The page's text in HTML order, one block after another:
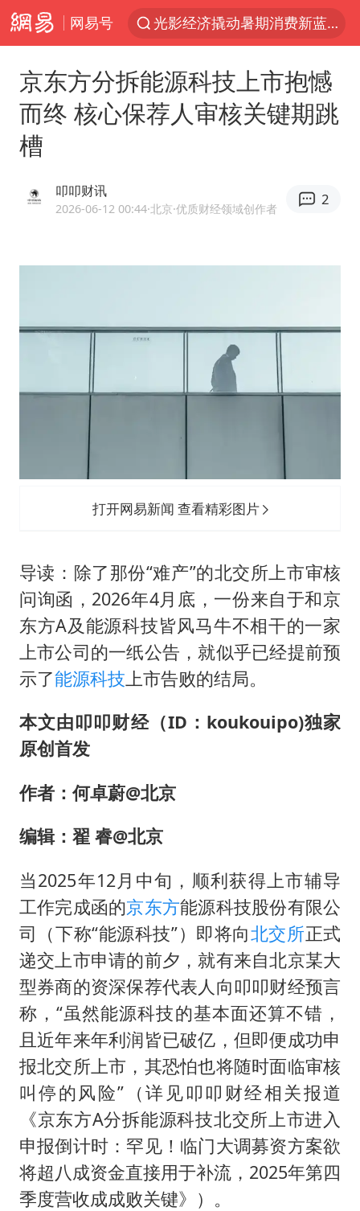
网易号
光影经济撬动暑期消费新蓝海
西湖突现狂风暴雨 游客瞬间被浇透
香港正式允许“拒绝抢救”
《欢迎来龙餐馆》口碑
郑丽文：台湾从来没有“独立”过
酒店回应车内过夜被收150元
杭州全市有序停课
全民健身事业高质量发展
梁家辉百花奖演讲落泪
京东方分拆能源科技上市抱憾
而终 核心保荐人审核关键期跳
槽
叩叩财讯
2026-06-12 00:44·北京·优质财经领域创作者
2
打开网易新闻 查看精彩图片
导读：除了那份“难产”的北交所上市审核
问询函，2026年4月底，一份来自于和京
东方A及能源科技皆风马牛不相干的一家
上市公司的一纸公告，就似乎已经提前预
示了能源科技上市告败的结局。
本文由叩叩财经（ID：koukouipo)独家
原创首发
作者：何卓蔚@北京
编辑：翟 睿@北京
当2025年12月中旬，顺利获得上市辅导
工作完成函的京东方能源科技股份有限公
司（下称“能源科技”）即将向北交所正式
递交上市申请的前夕，就有来自北京某大
型券商的资深保荐代表人向叩叩财经预言
称，“虽然能源科技的基本面还算不错，
且近年来年利润皆已破亿，但即便成功申
报北交所上市，其恐怕也将随时面临审核
叫停的风险”（详见叩叩财经相关报道
《京东方A分拆能源科技北交所上市进入
申报倒计时：罕见！临门大调募资方案欲
将超八成资金直接用于补流，2025年第四
季度营收成成败关键》）。